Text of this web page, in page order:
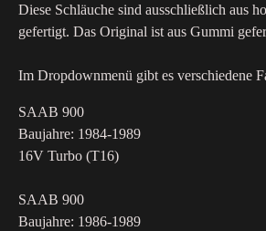
Diese Schläuche sind ausschließlich aus
gefertigt. Das Original ist aus Gummi
Im Dropdownmenü gibt es verschiedene
SAAB 900
Baujahre: 1984-1989
16V Turbo (T16)
SAAB 900
Baujahre: 1986-1989